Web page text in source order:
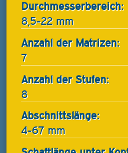
Durchmesserbereich:
8,5-22 mm
Anzahl der Matrizen:
7
Anzahl der Stufen:
8
Abschnittslänge:
4-67 mm